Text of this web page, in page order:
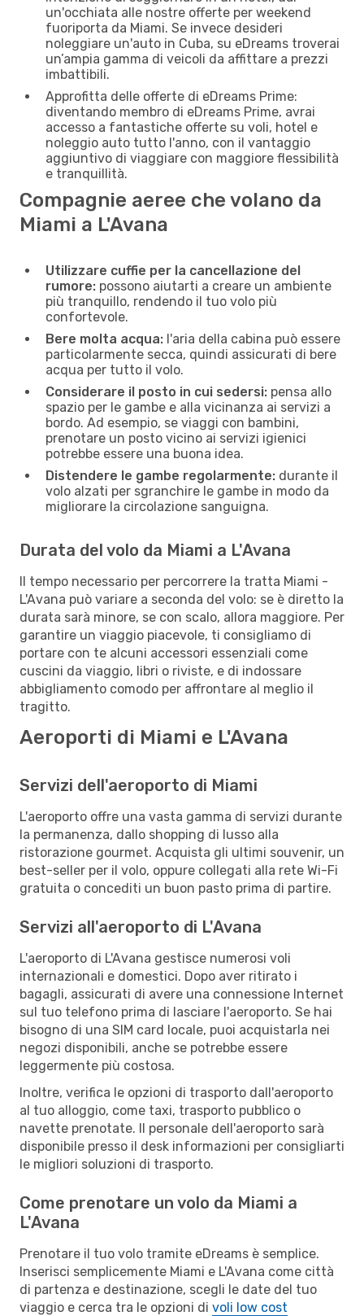
un'occhiata alle nostre offerte per weekend
fuoriporta da Miami. Se invece desideri
noleggiare un'auto in Cuba, su eDreams troverai
un’ampia gamma di veicoli da affittare a prezzi
imbattibili.
Approfitta delle offerte di eDreams Prime:
diventando membro di eDreams Prime, avrai
accesso a fantastiche offerte su voli, hotel e
noleggio auto tutto l'anno, con il vantaggio
aggiuntivo di viaggiare con maggiore flessibilità
e tranquillità.
Compagnie aeree che volano da
Miami a L'Avana
Utilizzare cuffie per la cancellazione del
rumore: possono aiutarti a creare un ambiente
più tranquillo, rendendo il tuo volo più
confortevole.
Bere molta acqua: l'aria della cabina può essere
particolarmente secca, quindi assicurati di bere
acqua per tutto il volo.
Considerare il posto in cui sedersi: pensa allo
spazio per le gambe e alla vicinanza ai servizi a
bordo. Ad esempio, se viaggi con bambini,
prenotare un posto vicino ai servizi igienici
potrebbe essere una buona idea.
Distendere le gambe regolarmente: durante il
volo alzati per sgranchire le gambe in modo da
migliorare la circolazione sanguigna.
Durata del volo da Miami a L'Avana
Il tempo necessario per percorrere la tratta Miami -
L'Avana può variare a seconda del volo: se è diretto la
durata sarà minore, se con scalo, allora maggiore. Per
garantire un viaggio piacevole, ti consigliamo di
portare con te alcuni accessori essenziali come
cuscini da viaggio, libri o riviste, e di indossare
abbigliamento comodo per affrontare al meglio il
tragitto.
Aeroporti di Miami e L'Avana
Servizi dell'aeroporto di Miami
L'aeroporto offre una vasta gamma di servizi durante
la permanenza, dallo shopping di lusso alla
ristorazione gourmet. Acquista gli ultimi souvenir, un
best-seller per il volo, oppure collegati alla rete Wi-Fi
gratuita o concediti un buon pasto prima di partire.
Servizi all'aeroporto di L'Avana
L'aeroporto di L'Avana gestisce numerosi voli
internazionali e domestici. Dopo aver ritirato i
bagagli, assicurati di avere una connessione Internet
sul tuo telefono prima di lasciare l'aeroporto. Se hai
bisogno di una SIM card locale, puoi acquistarla nei
negozi disponibili, anche se potrebbe essere
leggermente più costosa.
Inoltre, verifica le opzioni di trasporto dall'aeroporto
al tuo alloggio, come taxi, trasporto pubblico o
navette prenotate. Il personale dell'aeroporto sarà
disponibile presso il desk informazioni per consigliarti
le migliori soluzioni di trasporto.
Come prenotare un volo da Miami a
L'Avana
Prenotare il tuo volo tramite eDreams è semplice.
Inserisci semplicemente Miami e L'Avana come città
di partenza e destinazione, scegli le date del tuo
viaggio e cerca tra le opzioni di voli low cost